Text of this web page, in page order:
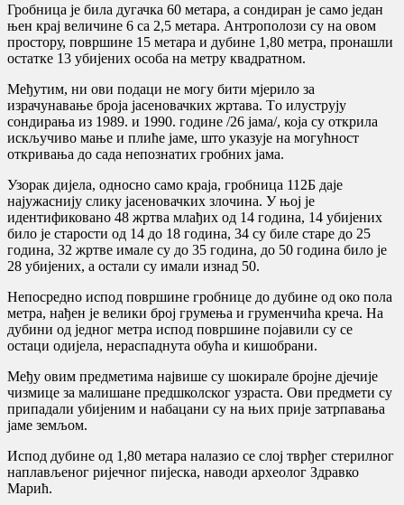
Гробница је била дугачка 60 метара, а сондиран је само један
њен крај величине 6 са 2,5 метара. Антрополози су на овом
простору, површине 15 метара и дубине 1,80 метра, пронашли
остатке 13 убијених особа на метру квадратном.
Међутим, ни ови подаци не могу бити мјерило за
израчунавање броја јасеновачких жртава. Tо илуструју
сондирања из 1989. и 1990. године /26 јама/, која су открила
искључиво мање и плиће јаме, што указује на могућност
откривања до сада непознатих гробних јама.
Узорак дијела, односно само краја, гробница 112Б даје
најужаснију слику јасеновачких злочина. У њој је
идентификовано 48 жртва млађих од 14 година, 14 убијених
било је старости од 14 до 18 година, 34 су биле старе до 25
година, 32 жртве имале су до 35 година, до 50 година било је
28 убијених, а остали су имали изнад 50.
Непосредно испод површине гробнице до дубине од око пола
метра, нађен је велики број грумења и груменчића креча. На
дубини од једног метра испод површине појавили су се
остаци одијела, нераспаднута обућа и кишобрани.
Међу овим предметима највише су шокирале бројне дјечије
чизмице за малишане предшколског узраста. Ови предмети су
припадали убијеним и набацани су на њих прије затрпавања
јаме земљом.
Испод дубине од 1,80 метара налазио се слој тврђег стерилног
наплављеног ријечног пијеска, наводи археолог Здравко
Марић.